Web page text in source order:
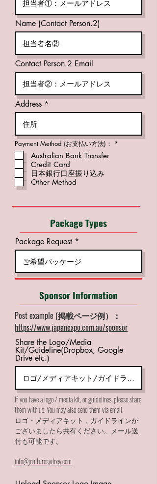
Name (Contact Person.2)
Contact Person.2 Email
Address
Payment Method (お支払い方法)： *
Australian Bank Transfer
Credit Card
日本銀行口座振り込み
Other Method
Package Types
Package Request
Sponsor Information
Post example (掲載ページ例）：
https://www.japanexpo.com.au/sponsor
Share the Logo/Media
Kit/Guideline(Dropbox, Google
Drive etc.)
If you have a logo / media kit, or guidelines, please share
them with us. You may also send them via email.
ロゴ・メディアキット，ガイドラインが
ございましたら共有ください。メール送
付も可能です。
info@jculturesydney.com